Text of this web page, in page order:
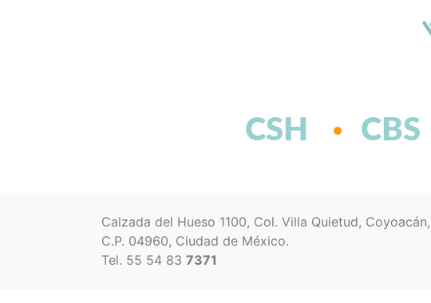
CSH CBS
Calzada del Hueso 1100, Col. Villa Quietud, Coyoacán,
C.P. 04960, Ciudad de México.
Tel. 55 54 83 7371